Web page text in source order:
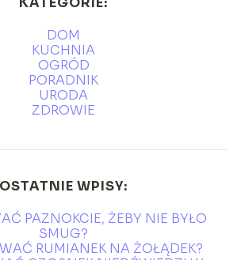
DOM
KUCHNIA
OGRÓD
PORADNIK
URODA
ZDROWIE
OSTATNIE WPISY:
PAZNOKCIE, ŻEBY NIE BYŁO
SMUG?
RUMIANEK NA ŻOŁĄDEK?